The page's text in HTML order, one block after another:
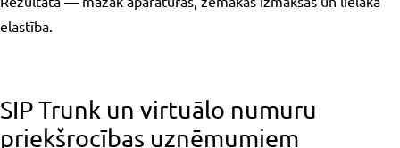
elastība.
SIP Trunk un virtuālo numuru
priekšrocības uzņēmumiem